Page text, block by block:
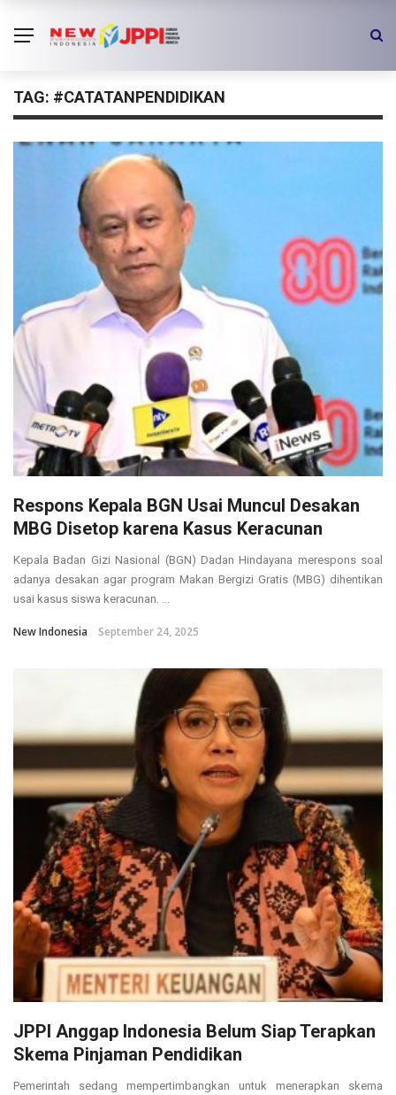
TAG: #CATATANPENDIDIKAN
Respons Kepala BGN Usai Muncul Desakan
MBG Disetop karena Kasus Keracunan
Kepala Badan Gizi Nasional (BGN) Dadan Hindayana merespons soal
adanya desakan agar program Makan Bergizi Gratis (MBG) dihentikan
usai kasus siswa keracunan. ...
New Indonesia September 24, 2025
JPPI Anggap Indonesia Belum Siap Terapkan
Skema Pinjaman Pendidikan
Pemerintah sedang mempertimbangkan untuk menerapkan skema